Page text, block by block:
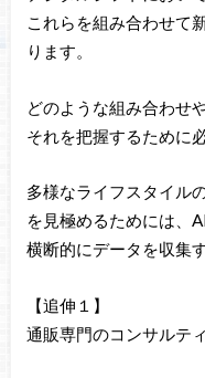
これらを組み合わせて
ります。
どのような組み合わせ
それを把握するために
多様なライフスタイル
を見極めるためには、
横断的にデータを収集
【追伸１】
通販専門のコンサルテ